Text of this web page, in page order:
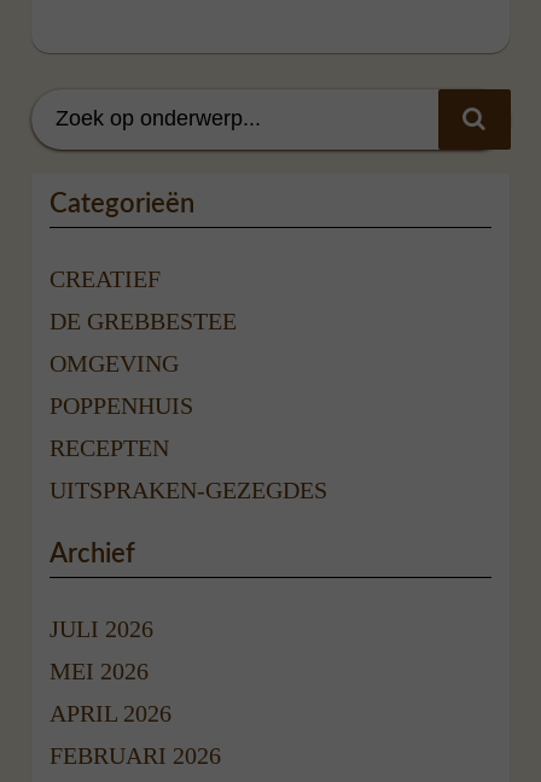
Categorieën
CREATIEF
DE GREBBESTEE
OMGEVING
POPPENHUIS
RECEPTEN
UITSPRAKEN-GEZEGDES
Archief
JULI 2026
MEI 2026
APRIL 2026
FEBRUARI 2026